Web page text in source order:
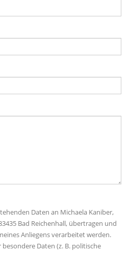
Daten an Michaela Kaniber,
Bad Reichenhall, übertragen und
Anliegens verarbeitet werden.
Daten (z. B. politische